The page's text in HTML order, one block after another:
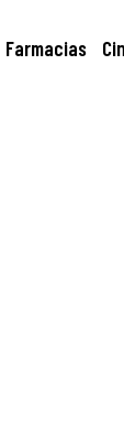
Farmacias